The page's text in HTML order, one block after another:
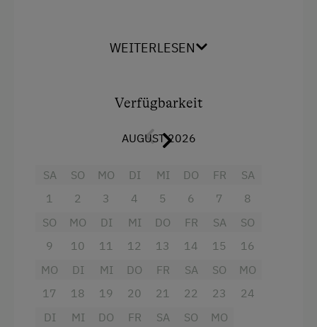
Kaffeemaschine
Geschirrspüler
Internet
Kostenloses Internet
Freizeitaktivitäten am Betrieb und in der
Balkon/Terrasse
Dusche
Fernseher
Garten
Haarföhn
WEITERLESEN
Verfügbarkeit
AUGUST 2026
SA
1
SO
2
MO
3
DI
4
MI
5
DO
6
FR
7
SA
8
SO
9
MO
10
DI
11
MI
12
DO
13
FR
14
SA
15
SO
16
MO
17
DI
18
MI
19
DO
20
FR
21
SA
22
SO
23
MO
24
DI
MI
DO
FR
SA
SO
MO